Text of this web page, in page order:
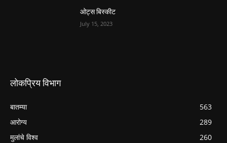
ओट्स बिस्कीट
July 15, 2023
लोकप्रिय विभाग
बातम्या
563
आरोग्य
289
मुलांचे विश्व
260